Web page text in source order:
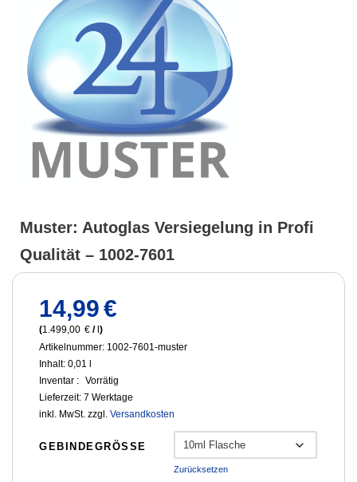
Muster: Autoglas Versiegelung in Profi
Qualität – 1002-7601
14,99€
(1.499,00 € / l)
Artikelnummer: 1002-7601-muster
Inhalt: 0,01
Inventar :
Vorrätig
Lieferzeit:7 Werktage
inkl. MwSt. zzgl.Versandkosten
GEBINDEGRÖSSE
Zurücksetzen